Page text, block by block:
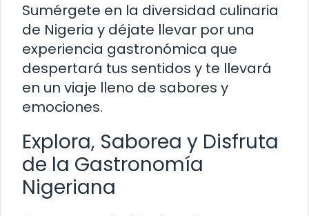
Sumérgete en la diversidad culinaria
de Nigeria y déjate llevar por una
experiencia gastronómica que
despertará tus sentidos y te llevará
en un viaje lleno de sabores y
emociones.
Explora, Saborea y Disfruta
de la Gastronomía
Nigeriana